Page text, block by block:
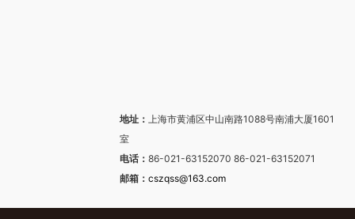
地址： 上海市黄浦区中山南路1088号南浦大厦1601
室
电话： 86-021-63152070 86-021-63152071
邮箱： cszqss@163.com